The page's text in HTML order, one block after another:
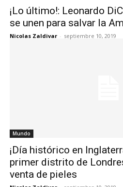
¡Lo último!: Leonardo
se unen para salvar la
Nicolas Zaldivar - septiembre 10, 2019
Mundo
¡Día histórico en
primer distrito de
venta de pieles